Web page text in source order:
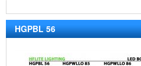
HGPBL 56